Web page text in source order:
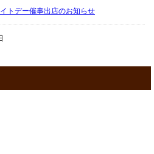
トデー催事出店のお知らせ